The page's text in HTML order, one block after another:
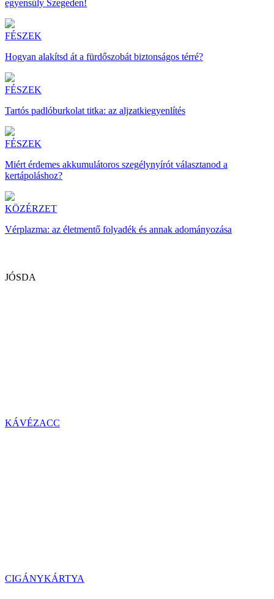
egyensúly Szegeden!
FÉSZEK
Hogyan alakítsd át a fürdőszobát biztonságos térré?
FÉSZEK
Tartós padlóburkolat titka: az aljzatkiegyenlítés
FÉSZEK
Miért érdemes akkumulátoros szegélynyírót választanod a
kertápoláshoz?
KÖZÉRZET
Vérplazma: az életmentő folyadék és annak adományozása
JÓSDA
KÁVÉZACC
CIGÁNYKÁRTYA